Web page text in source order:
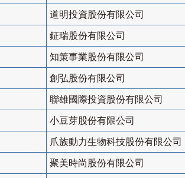
道明投資股份有限公司
鉦瑞股份有限公司
知策事業股份有限公司
創弘股份有限公司
聯雄國際投資股份有限公司
小豆芽股份有限公司
爪族動力生物科技股份有限公司
聚美時尚股份有限公司